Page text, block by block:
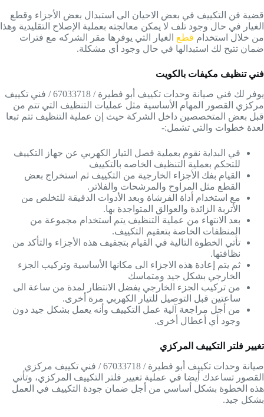
قضية فن التكييف في بعض الاحيان الى استبدال بعض الأجزاء وقطع
الغيار في حال وجود تلف لا يمكن معالجته بعملية الإصلاح التقليدية وهذا
من خلال استخدام قطع الغيار التي يوفرها مقر الشركه مع فترات
ضمان تتيح لك استبدالها في حال وجود أي مشكلة.
فني تنظيف مكيفات بالكويت
يوفر لك فني صيانة وحدات تكييف أبو فطيرة / 67033718 / فني تكييف
مركزي القصور المهام الأساسية مثل عمليات التنظيف التي تتم من
قبل بعض المتخصصين داخل الشركة حيث إن عملية التنظيف تتم تبعا
لعدة خطوات والتي تشمل:-
في البداية نقوم بعملية فصل التيار الكهربي عن جهاز التكييف
للتحكم بعملية التنظيف الخاصه بالتكييف
القيام بفك الأجزاء الخارجية من التكييف ثم استخراج بعض
القطع مثل المراوح والمرشحات والفلاتر.
مع استخدام أداة الفرشاة وبعد الأدوات الدقيقة للتخلص من
الأتربة الزائدة والعوالق المتواجدة بها.
بعد الانتهاء من عملية التنظيف يتم استخدام مجموعة من
المنظفات الخاصة بتعقيم التكييف.
تأتي الخطوة التالية في القيام بتجفيف هذه الأجزاء والتأكد من
نظافتها.
ثم يتم إعادة هذه الاجزاء الى مكانها الأساسية وتركيب الجزء
الخارجي بشكل جيد ومتماسك
من تركيب الجزء الخارجي يفضل الانتظار لمدة من ساعة الى
ساعتين قبل التوصيل للتيار الكهربي مرة أخرى.
من أجل مراجعة آلية عمل التكييف وأنه يعمل بشكل جيد دون
وجود أي أعطال أخرى.
تغيير فلتر التكييف المركزي
صيانة وحدات تكييف أبو فطيرة / 67033718 / فني تكييف مركزي
القصور تساعدك أيضا في عملية تغيير فلتر التكييف المركزي، وتأتي
هذه الخطوة بشكل أساسي من أجل ضمان جودة التكييف في العمل
بشكل جيد.